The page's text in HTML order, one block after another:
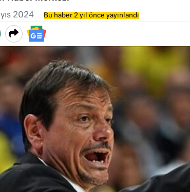
2024 Bu haber 2 yıl önce yayınlandı